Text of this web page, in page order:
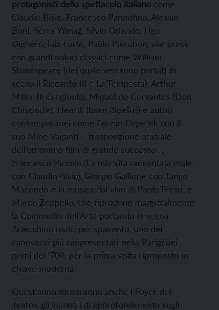
protagonisti dello spettacolo italiano come
Claudio Bisio, Francesco Pannofino, Alessio
Boni, Serra Yilmaz, Silvio Orlando, Ugo
Dighero, Iaia Forte, Paolo Pierobon, alle prese
con grandi autori classici come William
Shakespeare (del quale verranno portati in
scena il Riccardo III e La Tempesta), Arthur
Miller (Il Crogiuolo), Miguel de Cervantes (Don
Chisciotte), Henrik Ibsen (Spettri) e autori
contemporanei come Ferzan Ozpetek con il
suo Mine Vaganti – trasposizione teatrale
dell’omonimo film di grande successo -,
Francesco Piccolo (La mia vita raccontata male,
con Claudio Bisio), Giorgio Gallione con Tango
Macondo e la musica dal vivo di Paolo Fresu, e
Marco Zoppello, che ripropone magistralmente
la Commedia dell’Arte portando in scena
Arlecchino muto per spavento, uno dei
canovacci più rappresentati nella Parigi dei
primi del ‘700, per la prima volta riproposto in
chiave moderna.
Quest’anno torneranno anche i Foyer del
Teatro, gli incontri di approfondimento sugli